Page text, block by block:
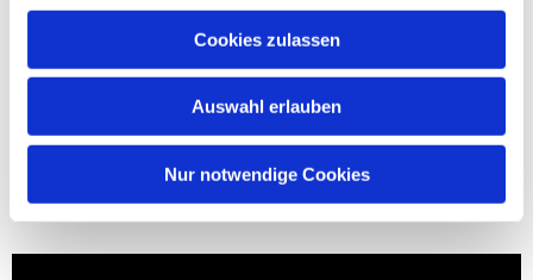
Cookies zulassen
Auswahl erlauben
Nur notwendige Cookies